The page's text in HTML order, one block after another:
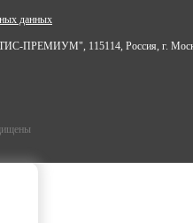
данных
ПРЕМИУМ", 115114, Россия, г. Москва,